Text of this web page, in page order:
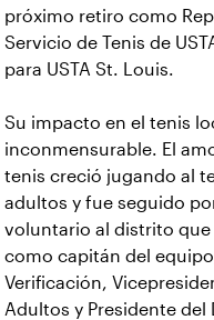
próximo retiro como
Servicio de Tenis de
para USTA St. Louis.
Su impacto en el tenis
inconmensurable. El
tenis creció jugando al
adultos y fue seguido
voluntario al distrito que
como capitán del
Verificación,
Adultos y Presidente del